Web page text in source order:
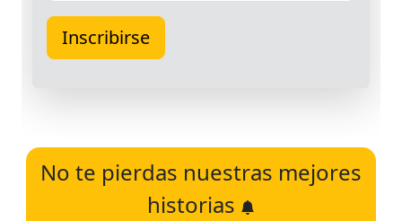
No te pierdas nuestras mejores
historias